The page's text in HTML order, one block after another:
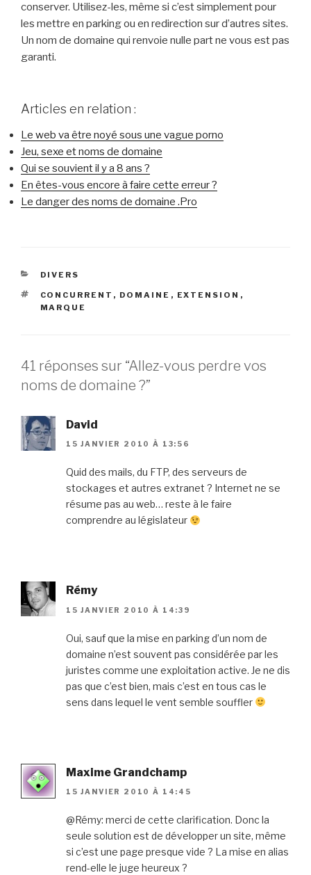
conserver. Utilisez-les, même si c’est simplement pour
les mettre en parking ou en redirection sur d’autres sites.
Un nom de domaine qui renvoie nulle part ne vous est pas
garanti.
Articles en relation :
Le web va être noyé sous une vague porno
Jeu, sexe et noms de domaine
Qui se souvient il y a 8 ans ?
En êtes-vous encore à faire cette erreur ?
Le danger des noms de domaine .Pro
CATÉGORIES
DIVERS
ÉTIQUETTES
CONCURRENT , DOMAINE , EXTENSION ,
MARQUE
41 réponses sur “Allez-vous perdre vos
noms de domaine ?”
David
15 JANVIER 2010 À 13:56
Quid des mails, du FTP, des serveurs de
stockages et autres extranet ? Internet ne se
résume pas au web… reste à le faire
comprendre au législateur
Rémy
15 JANVIER 2010 À 14:39
Oui, sauf que la mise en parking d’un nom de
domaine n’est souvent pas considérée par les
juristes comme une exploitation active. Je ne dis
pas que c’est bien, mais c’est en tous cas le
sens dans lequel le vent semble souffler
Maxime Grandchamp
15 JANVIER 2010 À 14:45
@Rémy: merci de cette clarification. Donc la
seule solution est de développer un site, même
si c’est une page presque vide ? La mise en alias
rend-elle le juge heureux ?